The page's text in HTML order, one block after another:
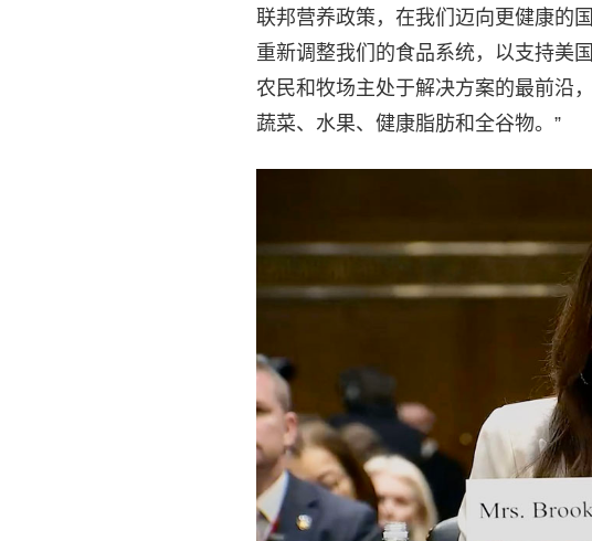
联邦营养政策，在我们迈向更健康的
重新调整我们的食品系统，以支持美
农民和牧场主处于解决方案的最前沿
蔬菜、水果、健康脂肪和全谷物。”